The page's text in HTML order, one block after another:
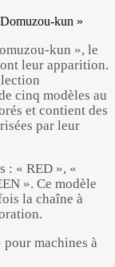
kun », le
leur apparition.
cinq modèles au
et contient des
par leur
: « RED », «
». Ce modèle
la chaîne à
machines à